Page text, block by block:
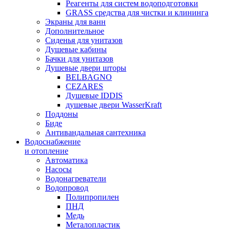
Реагенты для систем водоподготовки
GRASS средства для чистки и клининга
Экраны для ванн
Дополнительное
Сиденья для унитазов
Душевые кабины
Бачки для унитазов
Душевые двери шторы
BELBAGNO
CEZARES
Душевые IDDIS
душевые двери WasserKraft
Поддоны
Биде
Антивандальная сантехника
Водоснабжение
и отопление
Автоматика
Насосы
Водонагреватели
Водопровод
Полипропилен
ПНД
Медь
Металопластик